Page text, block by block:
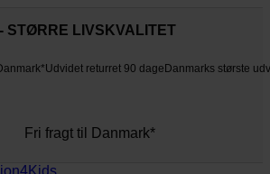
STØRRE LIVSKVALITET
Udvidet returret 90 dage Danmarks største
Fri fragt til Danmark*